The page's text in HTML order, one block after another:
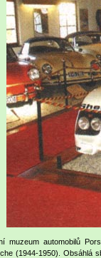
muzeum automobilů
(1944-1950). Obsáhlá